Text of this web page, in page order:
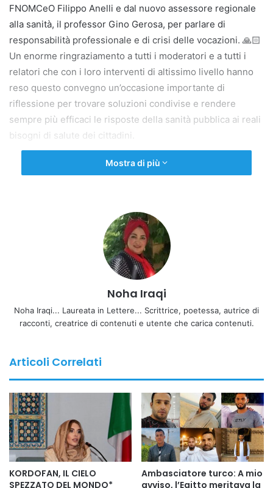
FNOMCeO Filippo Anelli e dal nuovo assessore regionale
alla sanità, il professor Gino Gerosa, per parlare di
responsabilità professionale e di crisi delle vocazioni. 🙏🏻
Un enorme ringraziamento a tutti i moderatori e a tutti i
relatori che con i loro interventi di altissimo livello hanno
reso questo convegno un’occasione importante di
riflessione per trovare soluzioni condivise e rendere
sempre più efficaci le risposte della sanità pubblica ai reali
bisogni di salute dei cittadini.
Mostra di più
Noha Iraqi
Noha Iraqi... Laureata in Lettere... Scrittrice, poetessa, autrice di
racconti, creatrice di contenuti e utente che carica contenuti.
Articoli Correlati
KORDOFAN, IL CIELO
SPEZZATO DEL MONDO*
Ambasciatore turco: A mio
avviso, l’Egitto meritava la